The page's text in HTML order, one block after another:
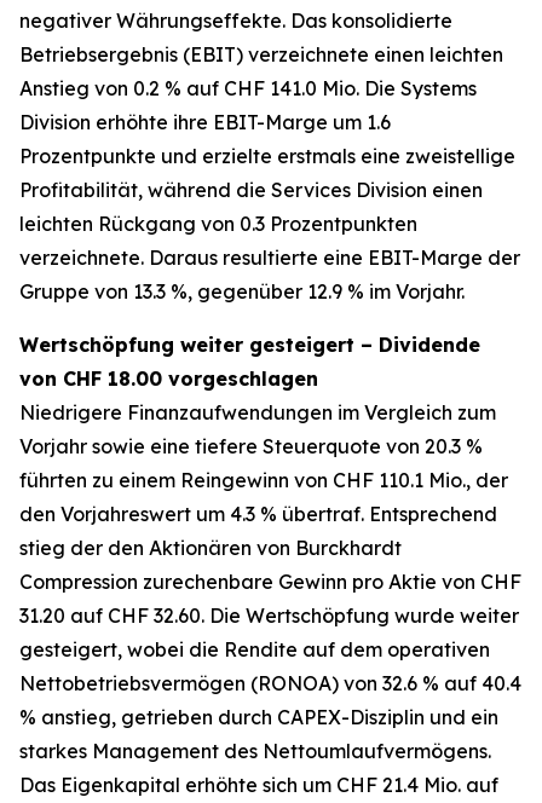
negativer Währungseffekte. Das konsolidierte
Betriebsergebnis (EBIT) verzeichnete einen leichten
Anstieg von 0.2 % auf CHF 141.0 Mio. Die Systems
Division erhöhte ihre EBIT-Marge um 1.6
Prozentpunkte und erzielte erstmals eine zweistellige
Profitabilität, während die Services Division einen
leichten Rückgang von 0.3 Prozentpunkten
verzeichnete. Daraus resultierte eine EBIT-Marge der
Gruppe von 13.3 %, gegenüber 12.9 % im Vorjahr.
Wertschöpfung weiter gesteigert – Dividende
von CHF 18.00 vorgeschlagen
Niedrigere Finanzaufwendungen im Vergleich zum
Vorjahr sowie eine tiefere Steuerquote von 20.3 %
führten zu einem Reingewinn von CHF 110.1 Mio., der
den Vorjahreswert um 4.3 % übertraf. Entsprechend
stieg der den Aktionären von Burckhardt
Compression zurechenbare Gewinn pro Aktie von CHF
31.20 auf CHF 32.60. Die Wertschöpfung wurde weiter
gesteigert, wobei die Rendite auf dem operativen
Nettobetriebsvermögen (RONOA) von 32.6 % auf 40.4
% anstieg, getrieben durch CAPEX-Disziplin und ein
starkes Management des Nettoumlaufvermögens.
Das Eigenkapital erhöhte sich um CHF 21.4 Mio. auf